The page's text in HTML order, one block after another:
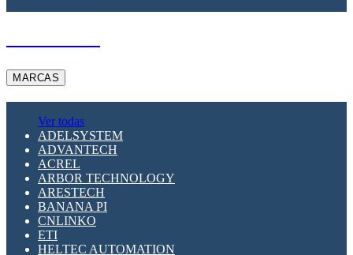
MARCAS
Ver todas
ADELSYSTEM
ADVANTECH
ACREL
ARBOR TECHNOLOGY
ARESTECH
BANANA PI
CNLINKO
ETI
HELTEC AUTOMATION